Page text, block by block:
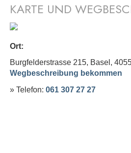
KARTE UND
Ort:
Burgfelderstrasse 215, Basel,
Wegbeschreibung bekommen
» Telefon: 061 307 27 27